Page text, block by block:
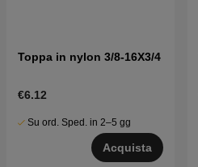
Toppa in nylon 3/8-16X3/4
€6.12
Su ord. Sped. in 2–5 gg
Acquista